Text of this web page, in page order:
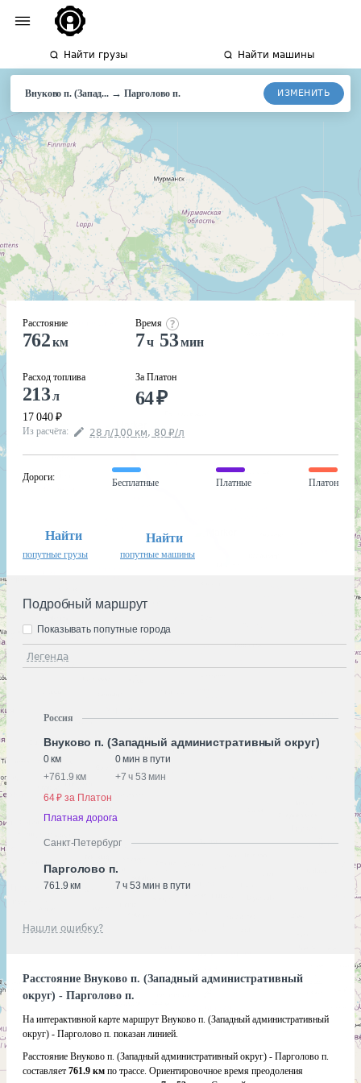
Найти грузы Найти машины
Внуково п. (Запад... → Парголово п. ИЗМЕНИТЬ
Расстояние
762км
Расход топлива
213л
17 040 ₽
Время
7ч 53мин
За Платон
64₽
Из расчёта: 28 л/100 км, 80 ₽/л
Дороги:
Бесплатные Платные Платон
Найти
попутные грузы
Найти
попутные машины
Подробный маршрут
Легенда
Показывать попутные города
Россия
Внуково п. (Западный административный округ)
0 км
0 мин в пути
+761.9 км +7 ч 53 мин
64 ₽ за Платон
Платная дорога
Санкт-Петербург
Парголово п.
761.9 км 7 ч 53 мин в пути
Нашли ошибку?
Расстояние Внуково п. (Западный административный
округ) - Парголово п.
На интерактивной карте маршрут Внуково п. (Западный административный
округ) - Парголово п. показан линией.
Расстояние Внуково п. (Западный административный округ) - Парголово п.
составляет 761.9 км по трассе. Ориентировочное время преодоления